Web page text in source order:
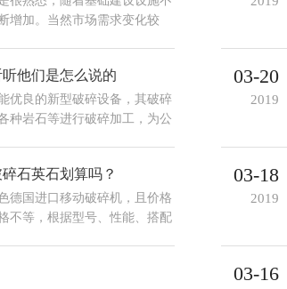
增加。当然市场需求变化较
他们是怎么说的
优良的新型破碎设备，其破碎
种岩石等进行破碎加工，为公
03-20
2019
石英石划算吗？
德国进口移动破碎机，且价格
不等，根据型号、性能、搭配
03-18
2019
03-16